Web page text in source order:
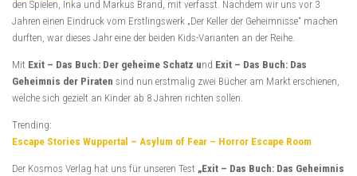
den Spielen, Inka und Markus Brand, mit verfasst. Nachdem wir uns vor 3
Jahren einen Eindruck vom Erstlingswerk „Der Keller der Geheimnisse“ machen
durften, war dieses Jahr eine der beiden Kids-Varianten an der Reihe.
Mit Exit – Das Buch: Der geheime Schatz und Exit – Das Buch: Das
Geheimnis der Piraten sind nun erstmalig zwei Bücher am Markt erschienen,
welche sich gezielt an Kinder ab 8 Jahren richten sollen.
Trending:
Escape Stories Wuppertal – Asylum of Fear – Horror Escape Room
Der Kosmos Verlag hat uns für unseren Test „Exit – Das Buch: Das Geheimnis